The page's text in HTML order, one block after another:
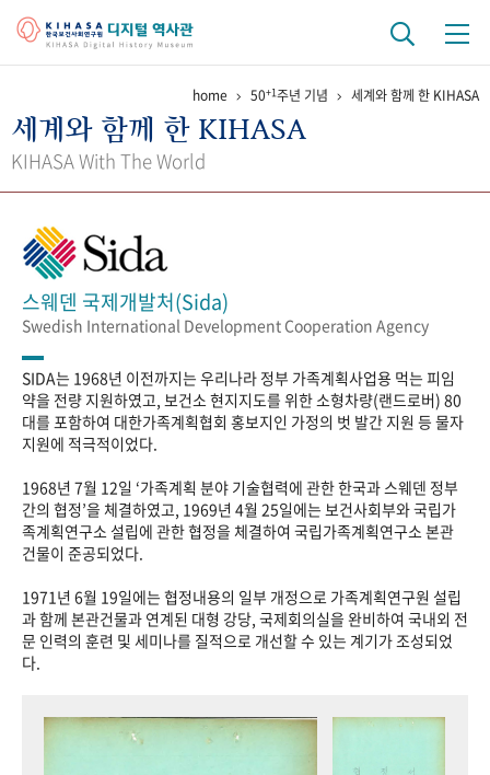
걸어온 길 기관 변천사 역대 기관장
정책과 연구 키워드로 보는 연구 역사
간행물 변천사
기록물 아카이브
사진 아카이브 문서 기록물 행정박물 영상 기록물
성과 50선 숫자로 보는 50년 50+1주년 광장
세계와 함께 한 KIHASA
VR 역사관
home 50+1주년 기념 세계와 함께 한 KIHASA
세계와 함께 한 KIHASA
KIHASA With The World
스웨덴 국제개발처(Sida)
Swedish International Development Cooperation Agency
SIDA는 1968년 이전까지는 우리나라 정부 가족계획사업용 먹는 피임
약을 전량 지원하였고, 보건소 현지지도를 위한 소형차량(랜드로버) 80
대를 포함하여 대한가족계획협회 홍보지인 가정의 벗 발간 지원 등 물자
지원에 적극적이었다.
1968년 7월 12일 ‘가족계획 분야 기술협력에 관한 한국과 스웨덴 정부
간의 협정’을 체결하였고, 1969년 4월 25일에는 보건사회부와 국립가
족계획연구소 설립에 관한 협정을 체결하여 국립가족계획연구소 본관
건물이 준공되었다.
1971년 6월 19일에는 협정내용의 일부 개정으로 가족계획연구원 설립
과 함께 본관건물과 연계된 대형 강당, 국제회의실을 완비하여 국내외 전
문 인력의 훈련 및 세미나를 질적으로 개선할 수 있는 계기가 조성되었
다.